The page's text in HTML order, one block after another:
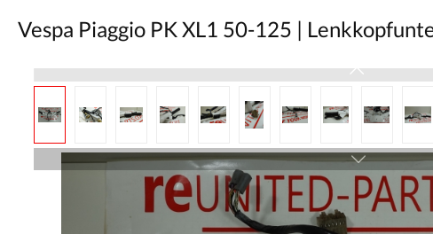
Vespa Piaggio PK XL1 50-125 |